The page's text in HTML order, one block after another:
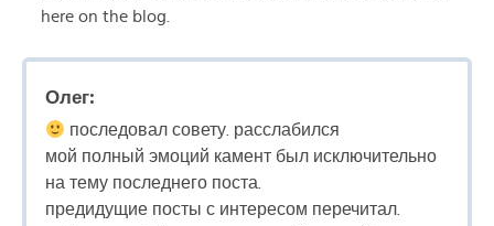
here on the blog.
Олег:
последовал совету. расслабился
мой полный эмоций камент был исключительно
на тему последнего поста.
предидущие посты с интересом перечитал.